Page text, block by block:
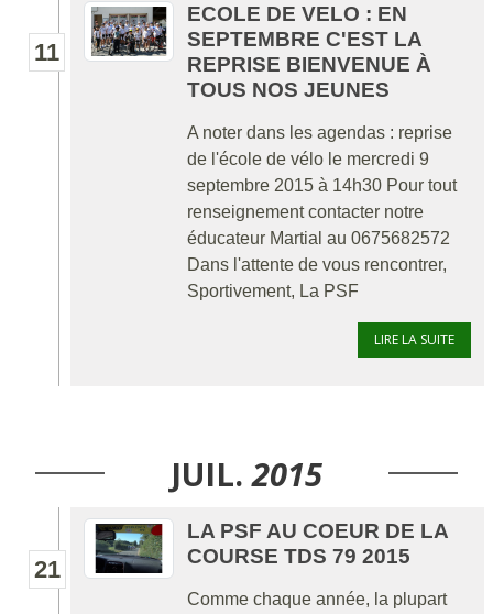
11
ECOLE DE VELO : EN
SEPTEMBRE C'EST LA
REPRISE BIENVENUE À
TOUS NOS JEUNES
A noter dans les agendas : reprise
de l'école de vélo le mercredi 9
septembre 2015 à 14h30 Pour tout
renseignement contacter notre
éducateur Martial au 0675682572
Dans l'attente de vous rencontrer,
Sportivement, La PSF
LIRE LA SUITE
JUIL. 2015
21
LA PSF AU COEUR DE LA
COURSE TDS 79 2015
Comme chaque année, la plupart